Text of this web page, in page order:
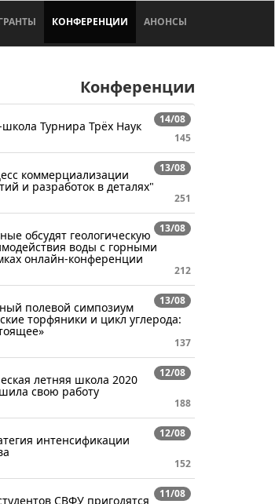
КОНФЕРЕНЦИИ АНОНСЫ
Конференции
14/08
Турнира Трёх Наук
145
13/08
коммерциализации
и разработок в деталях"
251
13/08
обсудят геологическую
воды с горными
онлайн-конференции
212
13/08
полевой симпозиум
торфяники и цикл углерода:
137
12/08
летняя школа 2020
свою работу
188
12/08
интенсификации
152
11/08
СВФУ пригодятся